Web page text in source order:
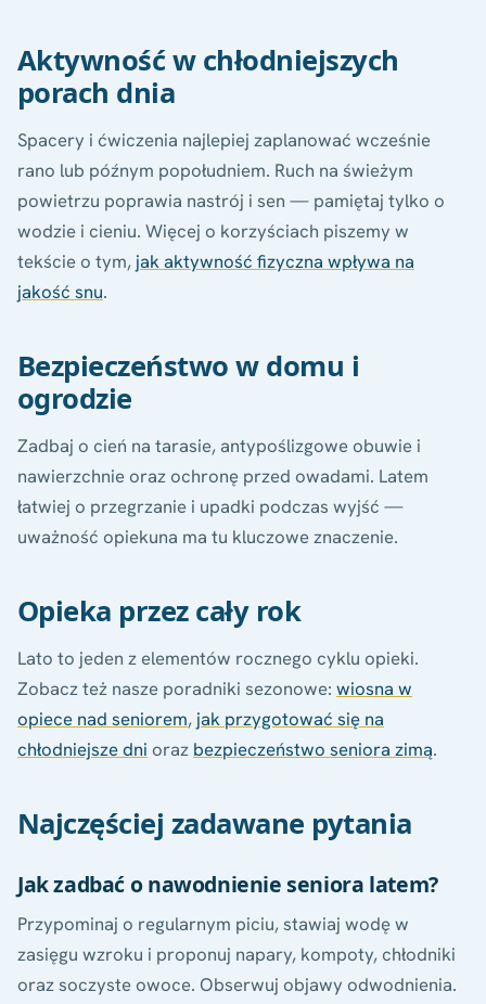
Aktywność w chłodniejszych
porach dnia
Spacery i ćwiczenia najlepiej zaplanować wcześnie
rano lub późnym popołudniem. Ruch na świeżym
powietrzu poprawia nastrój i sen — pamiętaj tylko o
wodzie i cieniu. Więcej o korzyściach piszemy w
tekście o tym, jak aktywność fizyczna wpływa na
jakość snu.
Bezpieczeństwo w domu i
ogrodzie
Zadbaj o cień na tarasie, antypoślizgowe obuwie i
nawierzchnie oraz ochronę przed owadami. Latem
łatwiej o przegrzanie i upadki podczas wyjść —
uważność opiekuna ma tu kluczowe znaczenie.
Opieka przez cały rok
Lato to jeden z elementów rocznego cyklu opieki.
Zobacz też nasze poradniki sezonowe: wiosna w
opiece nad seniorem, jak przygotować się na
chłodniejsze dni oraz bezpieczeństwo seniora zimą.
Najczęściej zadawane pytania
Jak zadbać o nawodnienie seniora latem?
Przypominaj o regularnym piciu, stawiaj wodę w
zasięgu wzroku i proponuj napary, kompoty, chłodniki
oraz soczyste owoce. Obserwuj objawy odwodnienia.